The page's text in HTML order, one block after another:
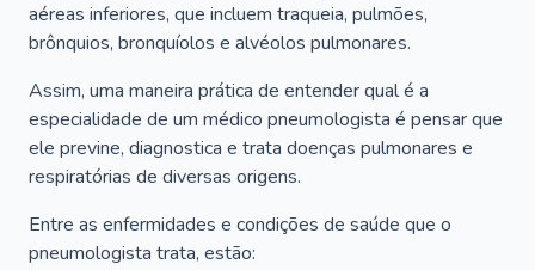
aéreas inferiores, que incluem traqueia, pulmões,
brônquios, bronquíolos e alvéolos pulmonares.
Assim, uma maneira prática de entender qual é a
especialidade de um médico pneumologista é pensar que
ele previne, diagnostica e trata doenças pulmonares e
respiratórias de diversas origens.
Entre as enfermidades e condições de saúde que o
pneumologista trata, estão: